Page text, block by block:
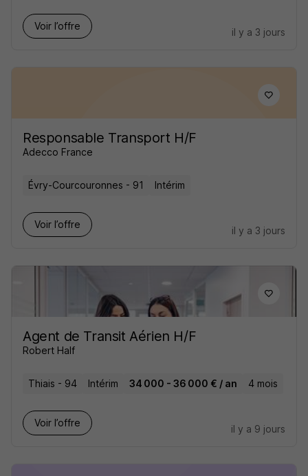
Voir l’offre
il y a 3 jours
Responsable Transport H/F
Adecco France
Évry-Courcouronnes - 91 Intérim
Voir l’offre
il y a 3 jours
Agent de Transit Aérien H/F
Robert Half
Thiais - 94 Intérim 34 000 - 36 000 € / an 4 mois
Voir l’offre
il y a 9 jours